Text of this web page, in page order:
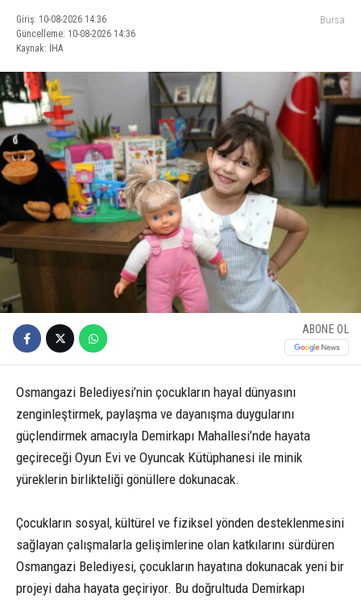
Giriş: 10-08-2026 14:36
Güncelleme: 10-08-2026 14:36
Kaynak: İHA
Bursa
ABONE OL
Osmangazi Belediyesi’nin çocukların hayal dünyasını
zenginleştirmek, paylaşma ve dayanışma duygularını
güçlendirmek amacıyla Demirkapı Mahallesi’nde hayata
geçireceği Oyun Evi ve Oyuncak Kütüphanesi ile minik
yüreklerin birlikteliği gönüllere dokunacak.
Çocukların sosyal, kültürel ve fiziksel yönden desteklenmesini
sağlayan çalışmalarla gelişimlerine olan katkılarını sürdüren
Osmangazi Belediyesi, çocukların hayatına dokunacak yeni bir
projeyi daha hayata geçiriyor. Bu doğrultuda Demirkapı